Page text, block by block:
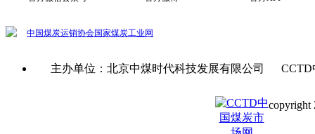
中国煤炭运销协会国家煤炭工业网
主办单位：北京中煤时代科技发展有限公司
copyright